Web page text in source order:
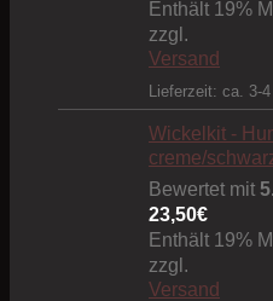
Enthält 19%
zzgl.
Versand
Lieferzeit: ca. 3-
Wickelkit -
creme/
Bewertet mit
23,50€
Enthält 19%
zzgl.
Versand